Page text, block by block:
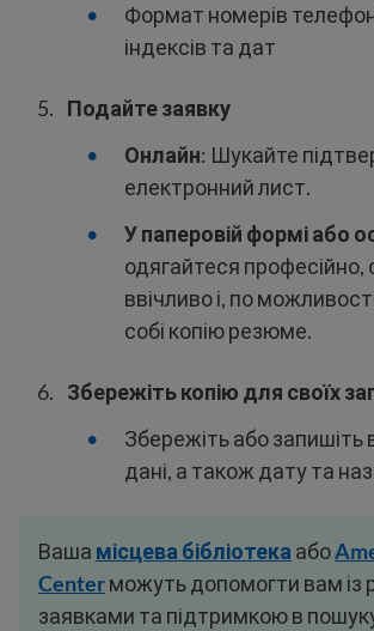
Формат номерів
індексів та дат
Подайте заявку
Онлайн: Шукайте
електронний лист.
У паперовій формі або
одягайтеся професійно,
ввічливо і, по
собі копію резюме.
Збережіть копію для своїх
Збережіть або запишіть
дані, а також дату та
Ваша місцева бібліотека або
Centerможуть допомогти вам із
заявками та підтримкою в